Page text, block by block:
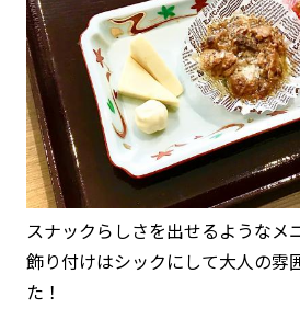
スナックらしさを出せるようなメ
飾り付けはシックにして大人の雰
た！